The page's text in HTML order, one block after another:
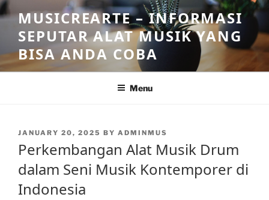
Skip
to
content
MUSICREARTE – INFORMASI
SEPUTAR ALAT MUSIK YANG
BISA ANDA COBA
Menu
POSTED
JANUARY 20, 2025 BY ADMINMUS
Perkembangan Alat Musik Drum
dalam Seni Musik Kontemporer di
Indonesia